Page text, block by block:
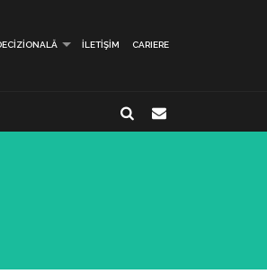
İLETIŞIM CARIERE